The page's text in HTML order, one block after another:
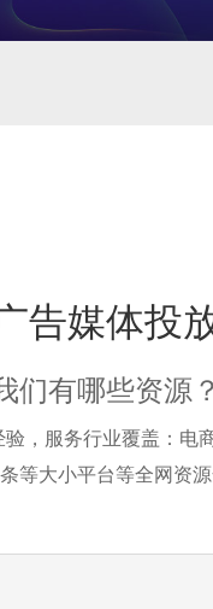
告媒体投
们有哪些资源？
，服务行业覆盖：电
等大小平台等全网资